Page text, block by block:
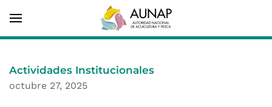
Actividades Institucionales
octubre 27, 2025